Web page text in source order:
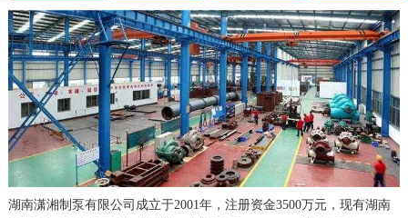
湖南潇湘制泵有限公司成立于2001年，注册资金3500万元，现有湖南